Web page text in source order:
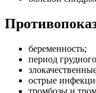
беременность;
период
острые